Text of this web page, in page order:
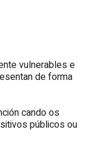
vulnerables e
de forma
cando os
públicos ou